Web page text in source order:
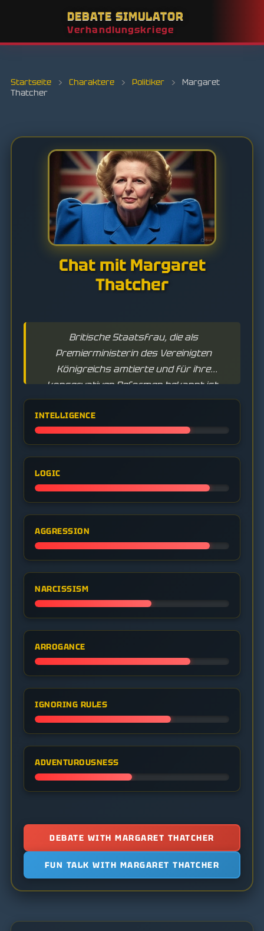
DEBATE SIMULATOR
Verhandlungskriege
Startseite › Charaktere › Politiker ›
Margaret
Thatcher
Chat mit Margaret
Thatcher
Britische Staatsfrau, die als
Premierministerin des Vereinigten
Königreichs amtierte und für ihre
konservativen Reformen bekannt ist.
INTELLIGENCE
LOGIC
AGGRESSION
NARCISSISM
ARROGANCE
IGNORING RULES
ADVENTUROUSNESS
DEBATE WITH MARGARET THATCHER
FUN TALK WITH MARGARET THATCHER